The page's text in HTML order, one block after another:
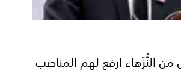
من النُّزَهاء ارفع لهم المناصب